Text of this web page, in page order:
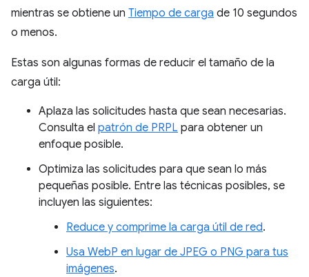
mientras se obtiene un Tiempo de carga de 10 segundos
o menos.
Estas son algunas formas de reducir el tamaño de la
carga útil:
Aplaza las solicitudes hasta que sean necesarias.
Consulta el patrón de PRPL para obtener un
enfoque posible.
Optimiza las solicitudes para que sean lo más
pequeñas posible. Entre las técnicas posibles, se
incluyen las siguientes:
Reduce y comprime la carga útil de red.
Usa WebP en lugar de JPEG o PNG para tus
imágenes.